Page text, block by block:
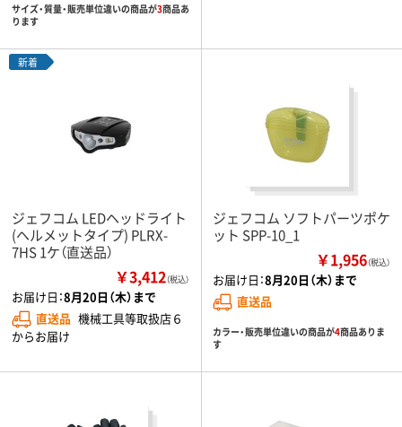
サイズ・質量・販売単位違いの商品が3商品あ
ります
新着
ジェフコム LEDヘッドライト
(ヘルメットタイプ) PLRX-
7HS 1ケ（直送品）
￥3,412（税込）
お届け日：8月20日（木）まで
直送品 機械工具等取扱店６
からお届け
ジェフコム ソフトパーツポケ
ット SPP-10_1
￥1,956（税込）
お届け日：8月20日（木）まで
直送品
カラー・販売単位違いの商品が4商品ありま
す